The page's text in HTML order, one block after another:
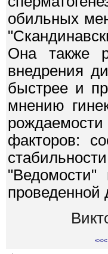
обильных
Она также
внедрения
быстрее и
мнению
факторов:
"Ведомости"
проведенной